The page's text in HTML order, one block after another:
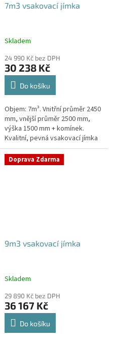
7m3 vsakovací jímka
Skladem
24 990 Kč bez DPH
30 238 Kč
Do košíku
Objem: 7m³. Vnitřní průměr 2450
mm, vnější průměr 2500 mm,
výška 1500 mm + komínek.
Kvalitní, pevná vsakovací jímka
(nádrž) bez potřeby
obetonování Průměr přítoku a
odtoku +...
Doprava Zdarma
9m3 vsakovací jímka
Skladem
29 890 Kč bez DPH
36 167 Kč
Do košíku